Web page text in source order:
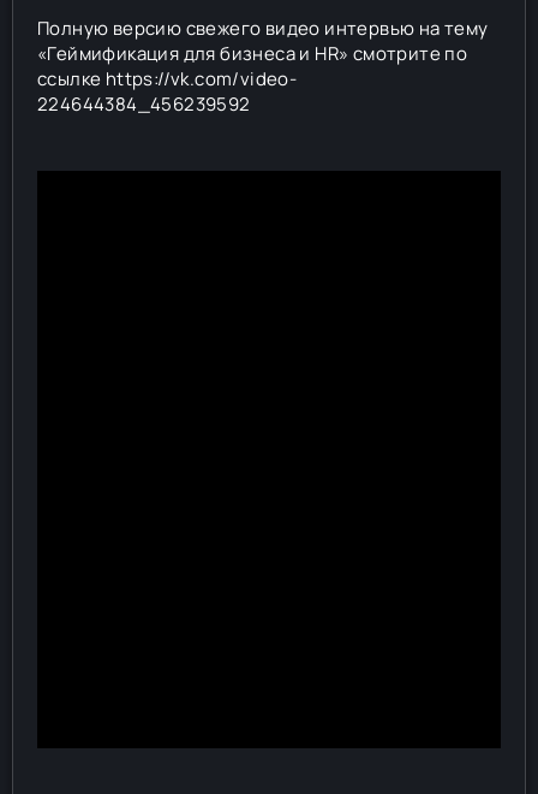
Полную версию свежего видео интервью на тему
«Геймификация для бизнеса и HR» смотрите по
ссылке https://vk.com/video-
224644384_456239592